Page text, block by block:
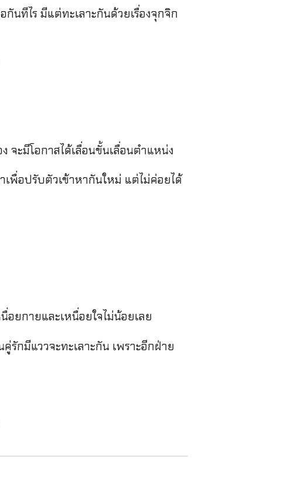
นทีไร มีแต่ทะเลาะกันด้วยเรื่องจุกจิก
จะมีโอกาสได้เลื่อนขั้นเลื่อนตำแหน่ง
เพื่อปรับตัวเข้าหากันใหม่ แต่ไม่ค่อยได้
ยกายและเหนื่อยใจไม่น้อยเลย
กมีแววจะทะเลาะกัน เพราะอีกฝ่าย